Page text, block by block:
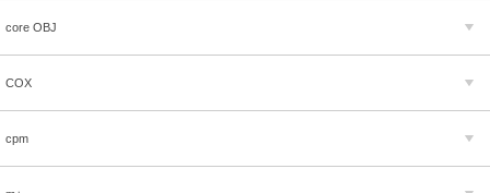
core OBJ
COX
cpm